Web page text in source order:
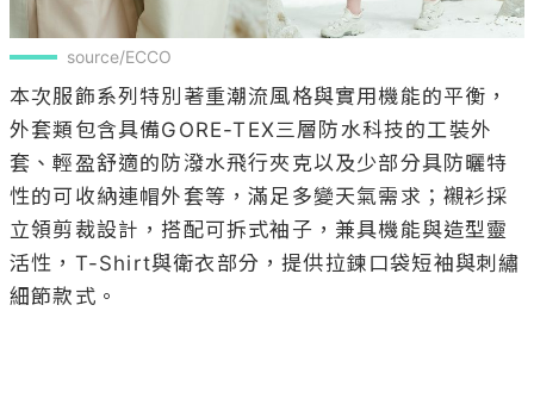
source/ECCO
本次服飾系列特別著重潮流風格與實用機能的平衡，
外套類包含具備GORE-TEX三層防水科技的工裝外
套、輕盈舒適的防潑水飛行夾克以及少部分具防曬特
性的可收納連帽外套等，滿足多變天氣需求；襯衫採
立領剪裁設計，搭配可拆式袖子，兼具機能與造型靈
活性，T-Shirt與衛衣部分，提供拉鍊口袋短袖與刺繡
細節款式。